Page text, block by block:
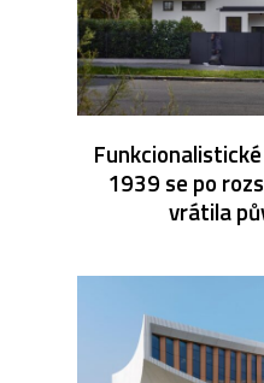
1939 se po
vrátila